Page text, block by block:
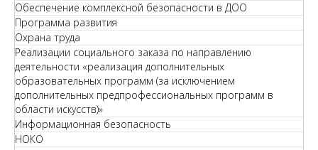
Обеспечение комплексной безопасности в ДОО
Программа развития
Охрана труда
Реализации социального заказа по направлению
деятельности «реализация дополнительных
образовательных программ (за исключением
дополнительных предпрофессиональных программ в
области искусств)»
Информационная безопасность
НОКО